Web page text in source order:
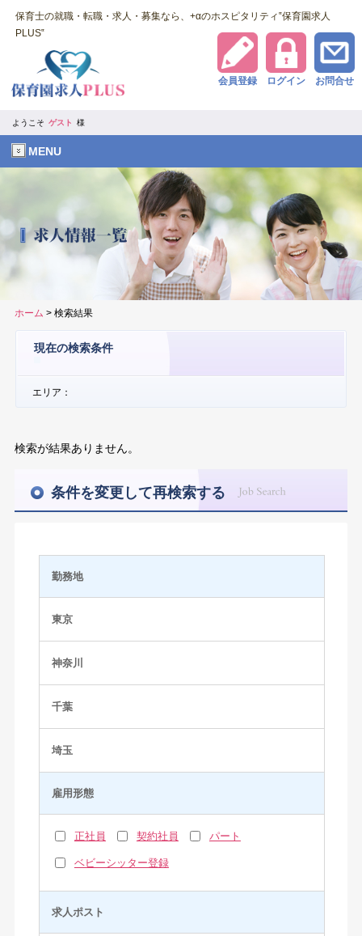
保育士の就職・転職・求人・募集なら、+αのホスピタリティ‟保育園求人
PLUS‟
会員登録 ログイン お問合せ
ようこそ ゲスト 様
MENU
ホーム > 検索結果
現在の検索条件
エリア：
検索が結果ありません。
条件を変更して再検索する
勤務地
東京
神奈川
千葉
埼玉
雇用形態
正社員 契約社員 パート
ベビーシッター登録
求人ポスト